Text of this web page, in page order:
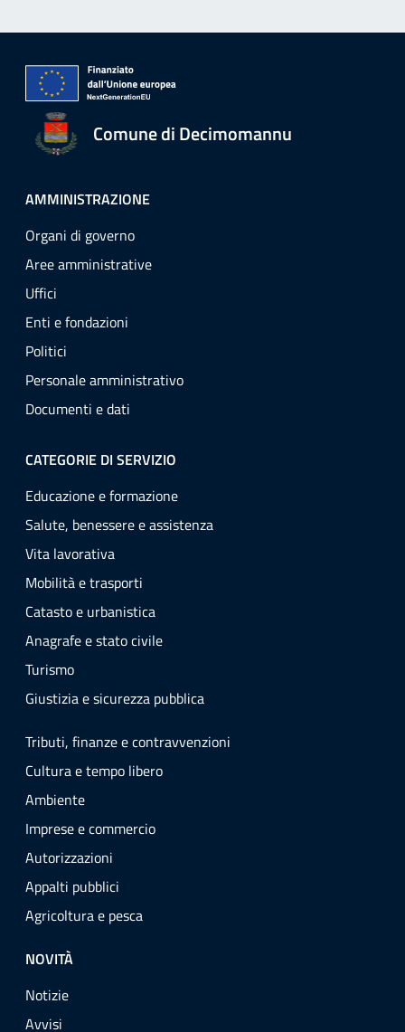
Comune di Decimomannu
AMMINISTRAZIONE
Organi di governo
Aree amministrative
Uffici
Enti e fondazioni
Politici
Personale amministrativo
Documenti e dati
CATEGORIE DI SERVIZIO
Educazione e formazione
Salute, benessere e assistenza
Vita lavorativa
Mobilità e trasporti
Catasto e urbanistica
Anagrafe e stato civile
Turismo
Giustizia e sicurezza pubblica
Tributi, finanze e contravvenzioni
Cultura e tempo libero
Ambiente
Imprese e commercio
Autorizzazioni
Appalti pubblici
Agricoltura e pesca
NOVITÀ
Notizie
Avvisi